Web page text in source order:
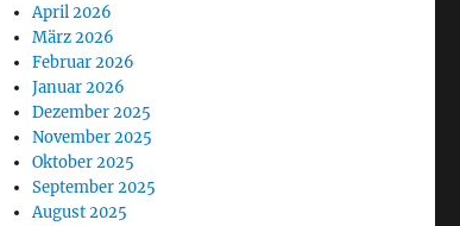
April 2026
März 2026
Februar 2026
Januar 2026
Dezember 2025
November 2025
Oktober 2025
September 2025
August 2025